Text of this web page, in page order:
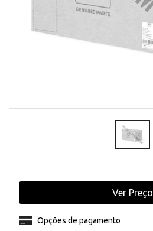
Opções de pagamento
Ver Preço